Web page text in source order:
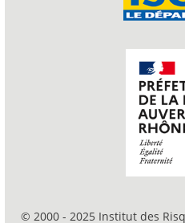
© 2000 - 2025 Institut des